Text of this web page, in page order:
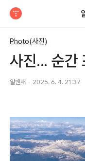
Photo(사진)
사진... 순간
알깬새 2025. 6. 4. 21:37